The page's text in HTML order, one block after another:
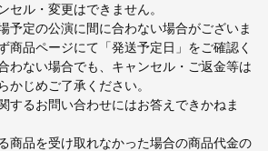
ル・変更はできません。
予定の公演に間に合わない場合がございま
商品ページにて「発送予定日」をご確認く
わない場合でも、キャンセル・ご返金等は
かじめご了承ください。
するお問い合わせにはお答えできかねま
商品を受け取れなかった場合の商品代金の